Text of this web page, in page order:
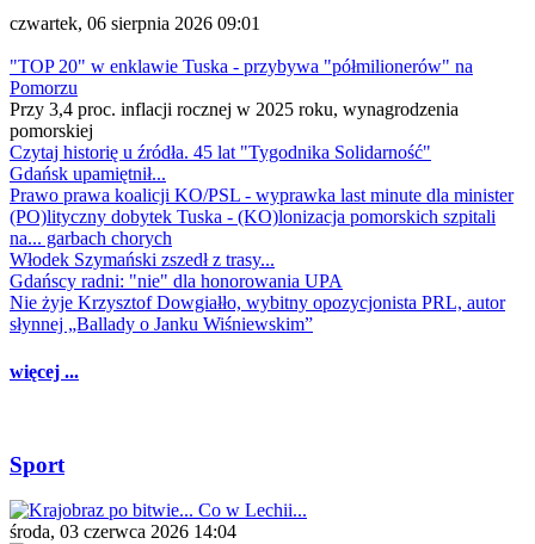
czwartek, 06 sierpnia 2026 09:01
"TOP 20" w enklawie Tuska - przybywa "półmilionerów" na
Pomorzu
Przy 3,4 proc. inflacji rocznej w 2025 roku, wynagrodzenia
pomorskiej
Czytaj historię u źródła. 45 lat "Tygodnika Solidarność"
Gdańsk upamiętnił...
Prawo prawa koalicji KO/PSL - wyprawka last minute dla minister
(PO)lityczny dobytek Tuska - (KO)lonizacja pomorskich szpitali
na... garbach chorych
Włodek Szymański zszedł z trasy...
Gdańscy radni: "nie" dla honorowania UPA
Nie żyje Krzysztof Dowgiałło, wybitny opozycjonista PRL, autor
słynnej „Ballady o Janku Wiśniewskim”
więcej ...
Sport
środa, 03 czerwca 2026 14:04